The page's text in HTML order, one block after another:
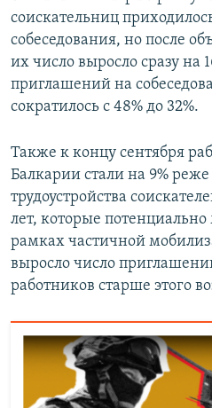
соискательниц
собеседования, но после
их число выросло сразу на
приглашений на
сократилось с 48% до 32%.
Также к концу сентября
Балкарии стали на 9%
трудоустройства
лет, которые
рамках частичной
выросло число
работников старше этого